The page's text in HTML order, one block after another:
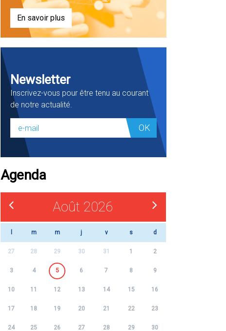
En savoir plus
Newsletter
Inscrivez-vous pour être tenu au courant
de notre actualité.
OK
Agenda
Août 2026
m m j v s d
27 28 29 30 31 1 2
3 4 5 6 7 8 9
10 11 12 13 14 15 16
17 18 19 20 21 22 23
24 25 26 27 28 29 30